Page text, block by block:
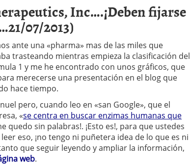
Plc…….¡Bonito aspecto técnico, para juego «pre-
23 noviembre, 2016
Inc…..¡No olviden este precio!….(Actu…
2016
resurgir!…(Actu…19/11/2016) 19 noviembre,
sol se puso!, pero ¡AMANECERÁ DE NUEVO!….
noviembre, 2016
Inc….¡Deben fijarse
07/2013)
ante una «pharma» mas de las miles que
trasteando mientras empieza la clasificación del
1 y me he encontrado con unos gráficos, que
merecerse una presentación en el blog que
hace tiempo.
pero, cuando leo en «san Google», que el
«se centra en buscar enzimas humanas que
quedo sin palabras!. ¡Esto es!, para que ustedes
eso, ¡no tengo ni puñetera idea de lo que es ni
que seguir leyendo y ampliar la información,
web.